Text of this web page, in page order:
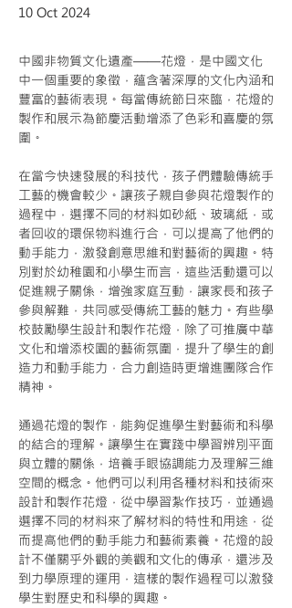
10 Oct 2024
中國非物質文化遺產——花燈，是中國文化
中一個重要的象徵，蘊含著深厚的文化內涵和
豐富的藝術表現。每當傳統節日來臨，花燈的
製作和展示為節慶活動增添了色彩和喜慶的氛
圍。
在當今快速發展的科技代，孩子們體驗傳統手
工藝的機會較少。讓孩子親自參與花燈製作的
過程中，選擇不同的材料如砂紙、玻璃紙，或
者回收的環保物料進行合，可以提高了他們的
動手能力，激發創意思維和對藝術的興趣。特
別對於幼稚園和小學生而言，這些活動還可以
促進親子關係，增強家庭互動，讓家長和孩子
參與解難，共同感受傳統工藝的魅力。有些學
校鼓勵學生設計和製作花燈，除了可推廣中華
文化和增添校園的藝術氛圍，提升了學生的創
造力和動手能力，合力創造時更增進團隊合作
精神。
通過花燈的製作，能夠促進學生對藝術和科學
的結合的理解。讓學生在實踐中學習辨別平面
與立體的關係，培養手眼協調能力及理解三維
空間的概念。他們可以利用各種材料和技術來
設計和製作花燈，從中學習紮作技巧，並通過
選擇不同的材料來了解材料的特性和用途，從
而提高他們的動手能力和藝術素養。花燈的設
計不僅關乎外觀的美觀和文化的傳承，還涉及
到力學原理的運用，這樣的製作過程可以激發
學生對歷史和科學的興趣。